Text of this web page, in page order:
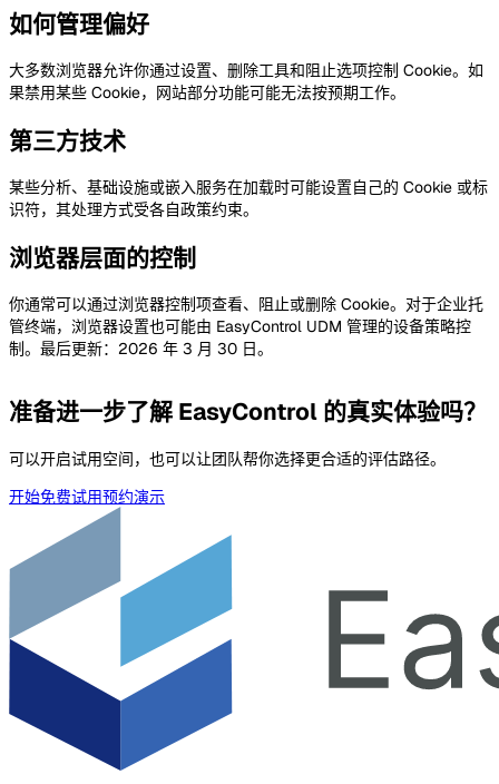
如何管理偏好
大多数浏览器允许你通过设置、删除工具和阻止选项控制 Cookie。如
果禁用某些 Cookie，网站部分功能可能无法按预期工作。
第三方技术
某些分析、基础设施或嵌入服务在加载时可能设置自己的 Cookie 或标
识符，其处理方式受各自政策约束。
浏览器层面的控制
你通常可以通过浏览器控制项查看、阻止或删除 Cookie。对于企业托
管终端，浏览器设置也可能由 EasyControl UDM 管理的设备策略控
制。最后更新：2026 年 3 月 30 日。
准备进一步了解 EasyControl 的真实体验吗？
可以开启试用空间，也可以让团队帮你选择更合适的评估路径。
开始免费试用预约演示